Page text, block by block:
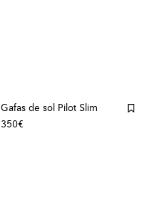
Gafas de sol Pilot Slim
350€